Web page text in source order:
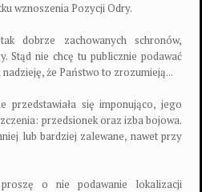
wznoszenia Pozycji Odry.
dobrze zachowanych schronów,
Stąd nie chcę tu publicznie podawać
że Państwo to zrozumieją...
przedstawiała się imponująco, jego
przedsionek oraz izba bojowa.
lub bardziej zalewane, nawet przy
o nie podawanie lokalizacji